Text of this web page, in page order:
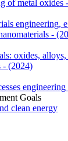
of metal oxides
engineering,
-
oxides,
- (2024)
Goals
clean energy